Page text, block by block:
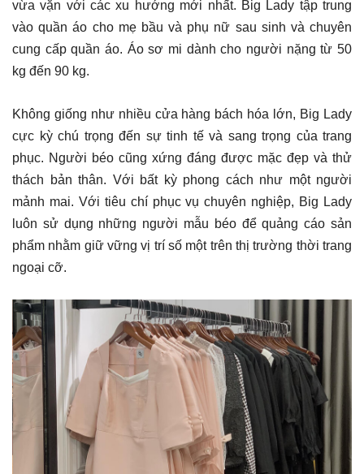
vừa vặn với các xu hướng mới nhất. Big Lady tập trung
vào quần áo cho mẹ bầu và phụ nữ sau sinh và chuyên
cung cấp quần áo. Áo sơ mi dành cho người nặng từ 50
kg đến 90 kg.
Không giống như nhiều cửa hàng bách hóa lớn, Big Lady
cực kỳ chú trọng đến sự tinh tế và sang trọng của trang
phục. Người béo cũng xứng đáng được mặc đẹp và thử
thách bản thân. Với bất kỳ phong cách như một người
mảnh mai. Với tiêu chí phục vụ chuyên nghiệp, Big Lady
luôn sử dụng những người mẫu béo để quảng cáo sản
phẩm nhằm giữ vững vị trí số một trên thị trường thời trang
ngoại cỡ.